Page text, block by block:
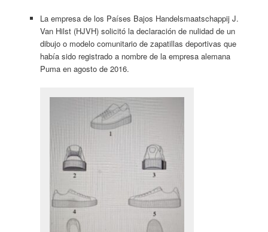
La empresa de los Países Bajos Handelsmaatschappij J.
Van Hilst (HJVH) solicitó la declaración de nulidad de un
dibujo o modelo comunitario de zapatillas deportivas que
había sido registrado a nombre de la empresa alemana
Puma en agosto de 2016.